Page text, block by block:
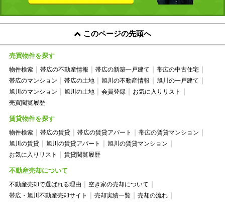
このページの先頭へ
売買物件を探す
物件検索 帯広の不動産情報 帯広の新築一戸建て
帯広の中古住宅
帯広のマンション
帯広の土地 旭川の不動産情報
旭川の一戸建て
旭川のマンション
旭川の土地 会員登録
お気に入りリスト
売買閲覧履歴
賃貸物件を探す
物件検索 帯広の賃貸 帯広の賃貸アパート
帯広の賃貸マンション
旭川の賃貸
旭川の賃貸アパート
旭川の賃貸マンション
お気に入りリスト
賃貸閲覧履歴
不動産売却について
不動産売却で選ばれる理由
空き家の売却について
帯広・旭川不動産売却サイト
売却実績一覧
売却の流れ